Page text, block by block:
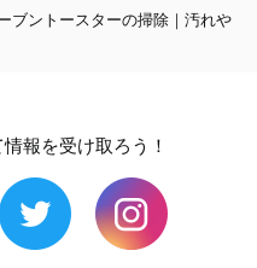
ブントースターの掃除｜汚れや
報を受け取ろう！